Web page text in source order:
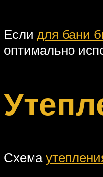
Если для бани
оптимально
Схема